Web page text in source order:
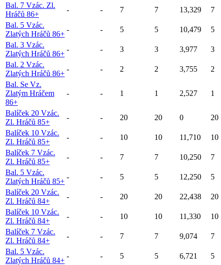
Bal. 7 Vzác. Zl.
Hráčů 86+
- - 7 7 13,329
7
Bal. 5 Vzác.
Zlatých Hráčů 86+
- - 5 5 10,479
5
Bal. 3 Vzác.
Zlatých Hráčů 86+
- - 3 3 3,977
3
Bal. 2 Vzác.
Zlatých Hráčů 86+
- - 2 2 3,755
2
Bal. Se Vz.
Zlatým Hráčem
86+
- - 1 1 2,527 1
Balíček 20 Vzác.
Zl. Hráčů 85+
- - 20 20 0
20
Balíček 10 Vzác.
Zl. Hráčů 85+
- - 10 10 11,710
10
Balíček 7 Vzác.
Zl. Hráčů 85+
- - 7 7 10,250
7
Bal. 5 Vzác.
Zlatých Hráčů 85+
- - 5 5 12,250
5
Balíček 20 Vzác.
Zl. Hráčů 84+
- - 20 20 22,438
20
Balíček 10 Vzác.
Zl. Hráčů 84+
- - 10 10 11,330
10
Balíček 7 Vzác.
Zl. Hráčů 84+
- - 7 7 9,074
7
Bal. 5 Vzác.
Zlatých Hráčů 84+
- - 5 5 6,721
5